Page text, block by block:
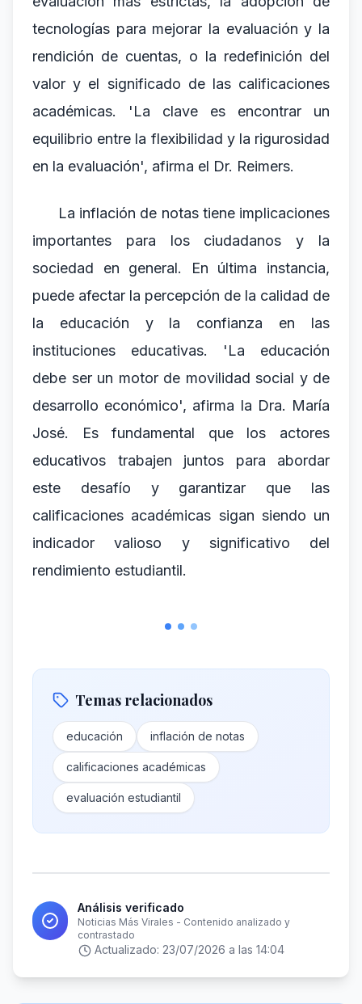
tecnologías para mejorar la evaluación y la
rendición de cuentas, o la redefinición del
valor y el significado de las calificaciones
académicas. 'La clave es encontrar un
equilibrio entre la flexibilidad y la rigurosidad
en la evaluación', afirma el Dr. Reimers.
La inflación de notas tiene implicaciones
importantes para los ciudadanos y la
sociedad en general. En última instancia,
puede afectar la percepción de la calidad de
la educación y la confianza en las
instituciones educativas. 'La educación
debe ser un motor de movilidad social y de
desarrollo económico', afirma la Dra. María
José. Es fundamental que los actores
educativos trabajen juntos para abordar
este desafío y garantizar que las
calificaciones académicas sigan siendo un
indicador valioso y significativo del
rendimiento estudiantil.
Temas relacionados
educación inflación de notas
calificaciones académicas
evaluación estudiantil
Análisis verificado
Noticias Más Virales - Contenido analizado y
contrastado
Actualizado: 23/07/2026 a las 14:04